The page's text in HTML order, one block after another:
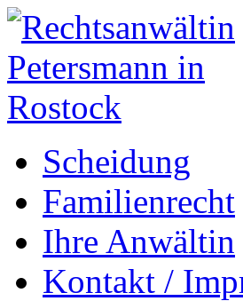
Scheidung
Familienrecht
Ihre Anwältin
Kontakt /